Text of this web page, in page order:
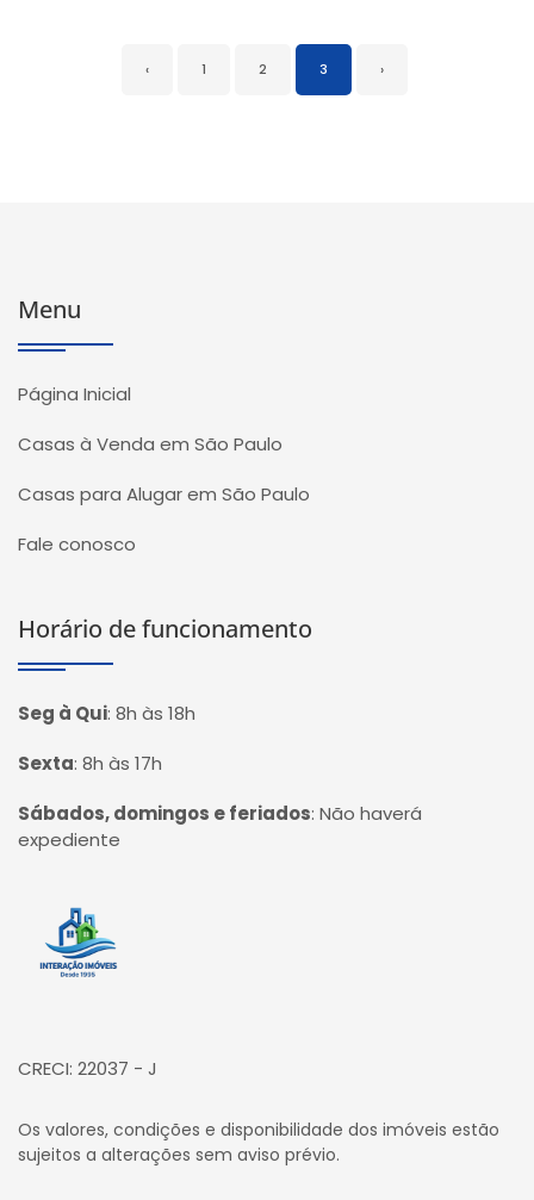
‹ 1 2 3 ›
Menu
Página Inicial
Casas à Venda em São Paulo
Casas para Alugar em São Paulo
Fale conosco
Horário de funcionamento
Seg à Qui: 8h às 18h
Sexta: 8h às 17h
Sábados, domingos e feriados: Não haverá
expediente
Página inicial
CRECI: 22037 - J
Os valores, condições e disponibilidade dos imóveis estão
sujeitos a alterações sem aviso prévio.